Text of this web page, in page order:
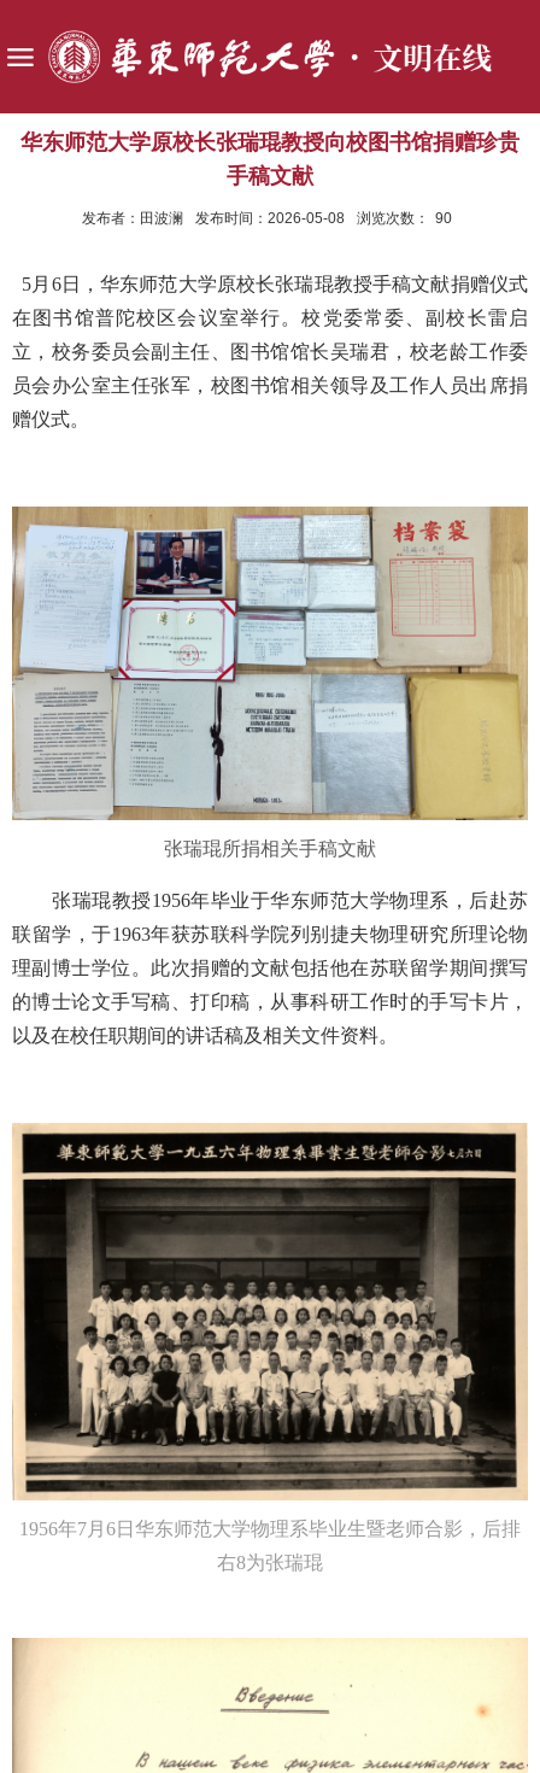
华东师范大学原校长张瑞琨教授向校图书馆捐赠珍贵
手稿文献
发布者：田波澜 发布时间：2026-05-08 浏览次数： 90
5月6日，华东师范大学原校长张瑞琨教授手稿文献捐赠仪式
在图书馆普陀校区会议室举行。校党委常委、副校长雷启
立，校务委员会副主任、图书馆馆长吴瑞君，校老龄工作委
员会办公室主任张军，校图书馆相关领导及工作人员出席捐
赠仪式。
张瑞琨所捐相关手稿文献
张瑞琨教授1956年毕业于华东师范大学物理系，后赴苏
联留学，于‌1963年获苏联科学院列别捷夫物理研究所理论物
理副博士学位。此次捐赠的文献包括他在苏联留学期间撰写
的博士论文手写稿、打印稿，从事科研工作时的手写卡片，
以及在校任职期间的讲话稿及相关文件资料。
1956年7月6日华东师范大学物理系毕业生暨老师合影，后排
右8为张瑞琨